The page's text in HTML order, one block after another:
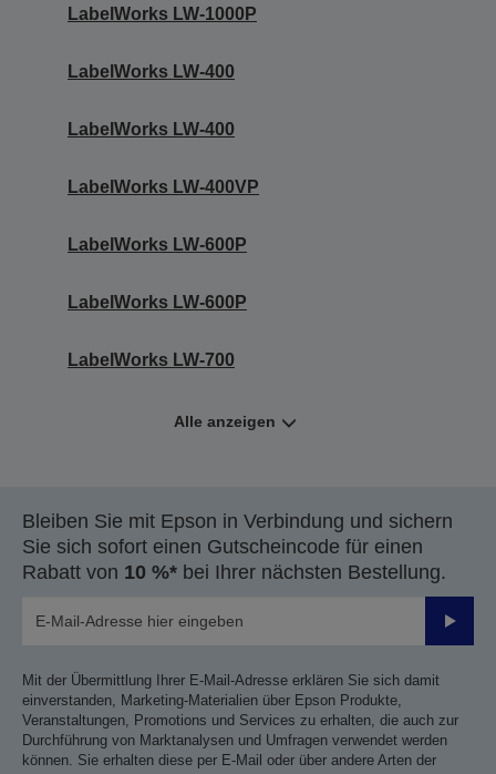
LabelWorks LW-1000P
LabelWorks LW-400
LabelWorks LW-400
LabelWorks LW-400VP
LabelWorks LW-600P
LabelWorks LW-600P
LabelWorks LW-700
Alle anzeigen
Bleiben Sie mit Epson in Verbindung und sichern
Sie sich sofort einen Gutscheincode für einen
Rabatt von 10 %* bei Ihrer nächsten Bestellung.
Mit der Übermittlung Ihrer E-Mail-Adresse erklären Sie sich damit
einverstanden, Marketing-Materialien über Epson Produkte,
Veranstaltungen, Promotions und Services zu erhalten, die auch zur
Durchführung von Marktanalysen und Umfragen verwendet werden
können. Sie erhalten diese per E-Mail oder über andere Arten der